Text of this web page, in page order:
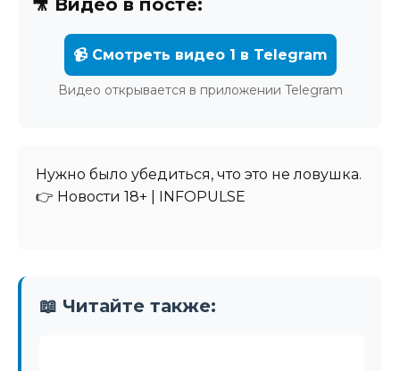
🎥 Видео в посте:
📹 Смотреть видео 1 в Telegram
Видео открывается в приложении Telegram
Нужно было убедиться, что это не ловушка.
👉 Новости 18+ | INFOPULSE
📖 Читайте также: